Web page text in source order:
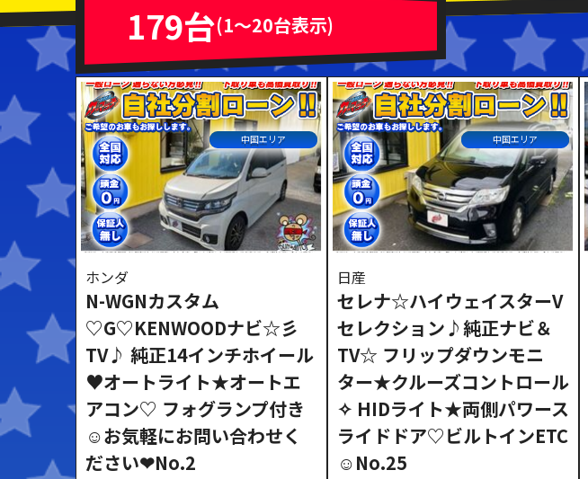
ミッション
AT
MT
ハンドル
右ハンドル
左ハンドル
閉じる
179台(1～20台表示)
中国エリア
ホンダ
N-WGNカスタム
♡G♡KENWOODナビ☆彡
TV♪ 純正14インチホイール
♥オートライト★オートエ
アコン♡ フォグランプ付き
☺お気軽にお問い合わせく
ださい❤No.2
中国エリア
日産
セレナ☆ハイウェイスターV
セレクション♪純正ナビ＆
TV☆ フリップダウンモニ
ター★クルーズコントロール
✧ HIDライト★両側パワース
ライドドア♡ビルトインETC
☺No.25